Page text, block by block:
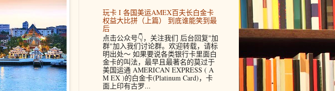
玩卡 I 各国美运AMEX百夫长白金卡
权益大比拼（上篇） 到底谁能笑到最
后
点击公众号👇，关注我们 后台回复"加
群"加入我们讨论群。欢迎转载，请标
明出处～ 如果要说各类银行卡里面白
金卡的叫法，最早且最著名的莫过于
美国运通 AMERICAN EXPRESS ( A
M EX )的白金卡(Platinum Card)，卡
面上印有古罗...